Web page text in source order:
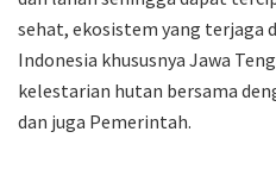
sehat, ekosistem yang terjaga
Indonesia khususnya Jawa
kelestarian hutan bersama
dan juga Pemerintah.